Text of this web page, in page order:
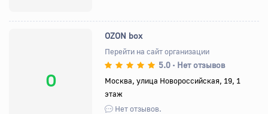
O
OZON box
Перейти на сайт организации
5.0 • Нет отзывов
Москва, улица Новороссийская, 19, 1
этаж
Нет отзывов.